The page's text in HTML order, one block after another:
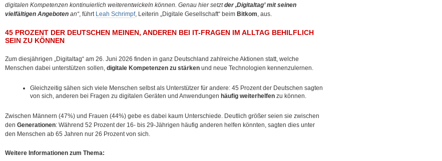
digitalen Kompetenzen kontinuierlich weiterentwickeln können. Genau hier setztder ,Digitaltag’ mit seinen
vielfältigen Angeboten an“, führt Leah Schrimpf, Leiterin „Digitale Gesellschaft“ beim Bitkom, aus.
45 PROZENT DER DEUTSCHEN MEINEN, ANDEREN BEI IT-FRAGEN IM ALLTAG BEHILFLICH
SEIN ZU KÖNNEN
Zum diesjährigen „Digitaltag“ am 26. Juni 2026 finden in ganz Deutschland zahlreiche Aktionen statt, welche
Menschen dabei unterstützen sollen, digitale Kompetenzen zu stärken und neue Technologien kennenzulernen.
Gleichzeitig sähen sich viele Menschen selbst als Unterstützer für andere: 45 Prozent der Deutschen sagten
von sich, anderen bei Fragen zu digitalen Geräten und Anwendungen häufig weiterhelfen zu können.
Zwischen Männern (47%) und Frauen (44%) gebe es dabei kaum Unterschiede. Deutlich größer seien sie zwischen
den Generationen: Während 52 Prozent der 16- bis 29-Jährigen häufig anderen helfen könnten, sagten dies unter
den Menschen ab 65 Jahren nur 26 Prozent von sich.
Weitere Informationen zum Thema: